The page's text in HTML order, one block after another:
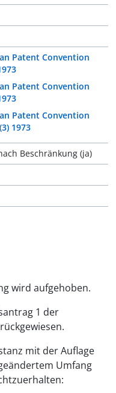
Patent Convention
Patent Convention
Patent Convention
1973
Beschränkung (ja)
wird aufgehoben.
1 der
mit der Auflage
Umfang